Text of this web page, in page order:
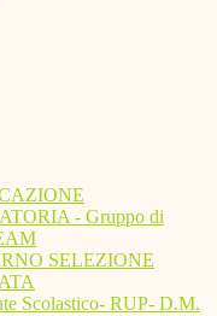
- Gruppo di
SELEZIONE
Scolastico- RUP- D.M.